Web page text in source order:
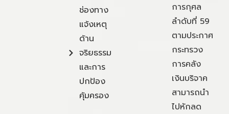
ช่องทาง
แจ้งเหตุ
ด้าน
จริยธรรม
และการ
ปกป้อง
คุ้มครอง
การกุศล
ลำดับที่ 59
ตามประกาศ
กระทรวง
การคลัง
เงินบริจาค
สามารถนำ
ไปหักลด